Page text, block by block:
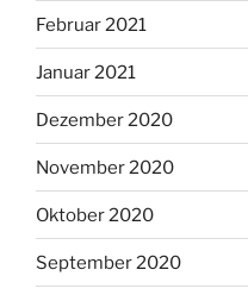
Februar 2021
Januar 2021
Dezember 2020
November 2020
Oktober 2020
September 2020